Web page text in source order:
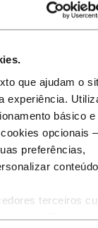
que ajudam o
experiência.
básico e
opcionais
preferências,
terceiros